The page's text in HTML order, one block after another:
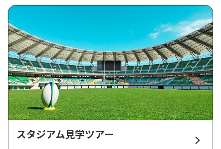
スタジアム見学ツアー